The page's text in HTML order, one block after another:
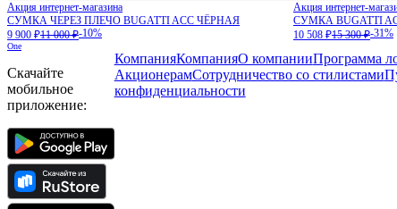
Акция интернет-магазина
СУМКА ЧЕРЕЗ ПЛЕЧО BUGATTI ACC ЧЁРНАЯ
9 900 ₽11 000 ₽-10%
One
Акция интернет-
СУМКА BUGATTI
10 508 ₽15 300 ₽-31%
Скачайте
мобильное
приложение:
КомпанияКомпанияО компанииПрограмма
АкционерамСотрудничество со стилистами
конфиденциальности